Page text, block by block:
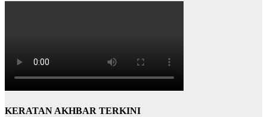
KERATAN AKHBAR TERKINI